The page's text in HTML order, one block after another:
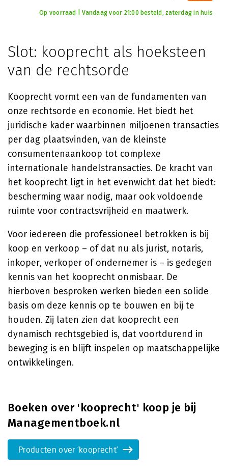
Op voorraad | Vandaag voor 21:00 besteld, zaterdag in huis
Slot: kooprecht als hoeksteen
van de rechtsorde
Kooprecht vormt een van de fundamenten van
onze rechtsorde en economie. Het biedt het
juridische kader waarbinnen miljoenen transacties
per dag plaatsvinden, van de kleinste
consumentenaankoop tot complexe
internationale handelstransacties. De kracht van
het kooprecht ligt in het evenwicht dat het biedt:
bescherming waar nodig, maar ook voldoende
ruimte voor contractsvrijheid en maatwerk.
Voor iedereen die professioneel betrokken is bij
koop en verkoop – of dat nu als jurist, notaris,
inkoper, verkoper of ondernemer is – is gedegen
kennis van het kooprecht onmisbaar. De
hierboven besproken werken bieden een solide
basis om deze kennis op te bouwen en bij te
houden. Zij laten zien dat kooprecht een
dynamisch rechtsgebied is, dat voortdurend in
beweging is en blijft inspelen op maatschappelijke
ontwikkelingen.
Boeken over 'kooprecht' koop je bij
Managementboek.nl
Producten over 'kooprecht'